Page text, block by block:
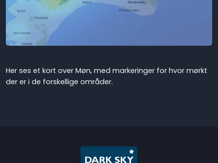
Her ses et kort over Møn, med markeringer for hvor mørkt
der er i de forskellige områder.